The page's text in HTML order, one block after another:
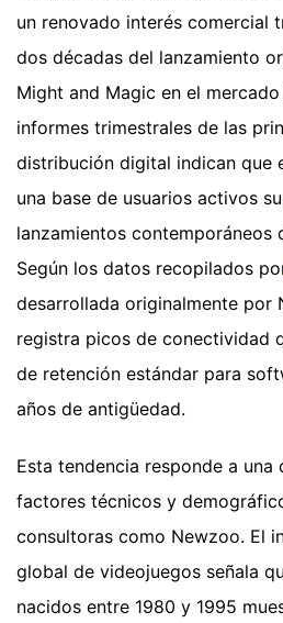
un renovado interés comercial
dos décadas del lanzamiento
Might and Magic en el
informes trimestrales de las
distribución digital indican que
una base de usuarios activos
lanzamientos contemporáneos
Según los datos recopilados
desarrollada originalmente por
registra picos de conectividad
de retención estándar para
años de antigüedad.
Esta tendencia responde a una
factores técnicos y
consultoras como Newzoo. El
global de videojuegos señala
nacidos entre 1980 y 1995